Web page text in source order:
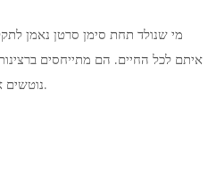
מי שנולד תחת סימן סרטן נאמן
איתם לכל החיים. הם מתייחסים
נוטשים אותך אלא אם כן תפגע בהם קשות.